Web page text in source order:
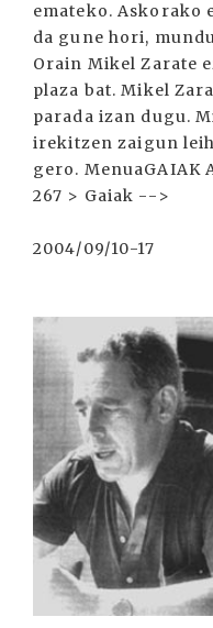
emateko. Askorako
da gune hori,
Orain Mikel Zarate
plaza bat. Mikel
parada izan dugu.
irekitzen zaigun
gero. MenuaGAIAK
267 > Gaiak -->
2004/09/10-17